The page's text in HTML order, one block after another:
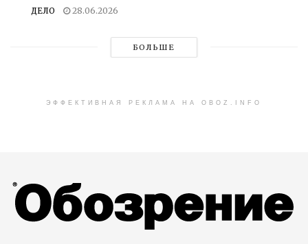
ДЕЛО 28.06.2026
БОЛЬШЕ
ЭФФЕКТИВНАЯ РЕКЛАМА НА OBOZ.INFO